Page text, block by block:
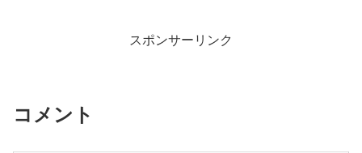
スポンサーリンク
コメント